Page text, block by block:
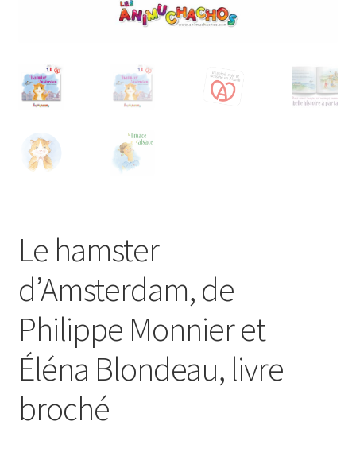
Le hamster
d’Amsterdam, de
Philippe Monnier et
Éléna Blondeau, livre
broché